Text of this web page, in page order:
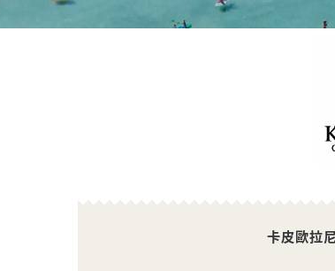
推薦
卡皮歐拉